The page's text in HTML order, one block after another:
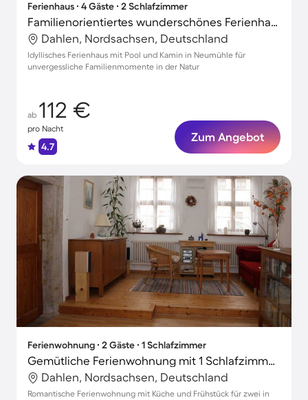
Ferienhaus ∙ 4 Gäste ∙ 2 Schlafzimmer
Familienorientiertes wunderschönes Ferienhaus mit Garten und Terrasse
Dahlen, Nordsachsen, Deutschland
Idyllisches Ferienhaus mit Pool und Kamin in Neumühle für
unvergessliche Familienmomente in der Natur
ab 112 €
pro Nacht
4.7
Zum Angebot
Ferienwohnung ∙ 2 Gäste ∙ 1 Schlafzimmer
Gemütliche Ferienwohnung mit 1 Schlafzimmer für 2 Personen
Dahlen, Nordsachsen, Deutschland
Romantische Ferienwohnung mit Küche und Frühstück für zwei in